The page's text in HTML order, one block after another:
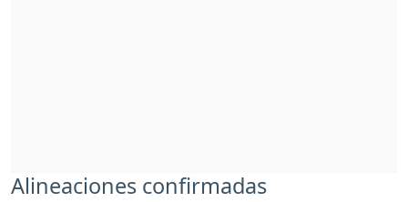
Alineaciones confirmadas